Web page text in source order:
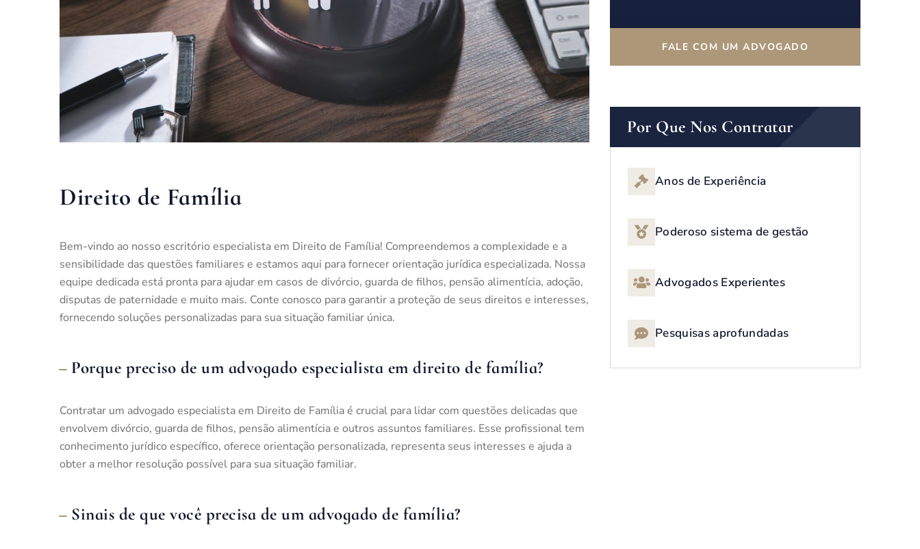
Direito de Família
Bem-vindo ao nosso escritório especialista em Direito de Família! Compreendemos a complexidade e a
sensibilidade das questões familiares e estamos aqui para fornecer orientação jurídica especializada. Nossa
equipe dedicada está pronta para ajudar em casos de divórcio, guarda de filhos, pensão alimentícia, adoção,
disputas de paternidade e muito mais. Conte conosco para garantir a proteção de seus direitos e interesses,
fornecendo soluções personalizadas para sua situação familiar única.
Porque preciso de um advogado especialista em direito de família?
Contratar um advogado especialista em Direito de Família é crucial para lidar com questões delicadas que
envolvem divórcio, guarda de filhos, pensão alimentícia e outros assuntos familiares. Esse profissional tem
conhecimento jurídico específico, oferece orientação personalizada, representa seus interesses e ajuda a
obter a melhor resolução possível para sua situação familiar.
Sinais de que você precisa de um advogado de família?
FALE COM UM ADVOGADO
Por Que Nos Contratar
Anos de Experiência
Poderoso sistema de gestão
Advogados Experientes
Pesquisas aprofundadas